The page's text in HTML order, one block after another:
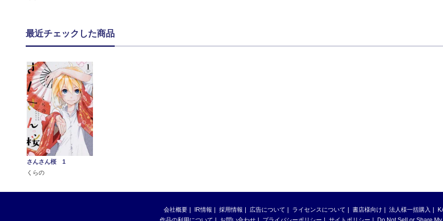
最近チェックした商品
さんさん桜 1
くらの
会社概要 IR情報 採用情報 広告について ライセンスについて 書店様向け 法人様一括購入